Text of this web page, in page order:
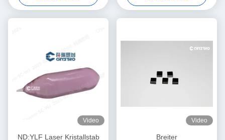
Video
ND:YLF Laser Kristallstab
Video
Breiter